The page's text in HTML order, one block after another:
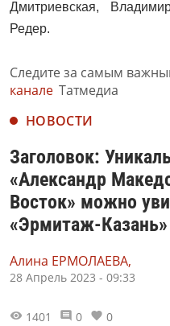
Дмитриевская,
Редер.
Следите за самым
канале Татмедиа
НОВОСТИ
Заголовок:
«Александр
Восток» можно
«Эрмитаж-Казань»
Алина ЕРМОЛАЕВА,
28 Апрель 2023 - 09:33
1401 0 0